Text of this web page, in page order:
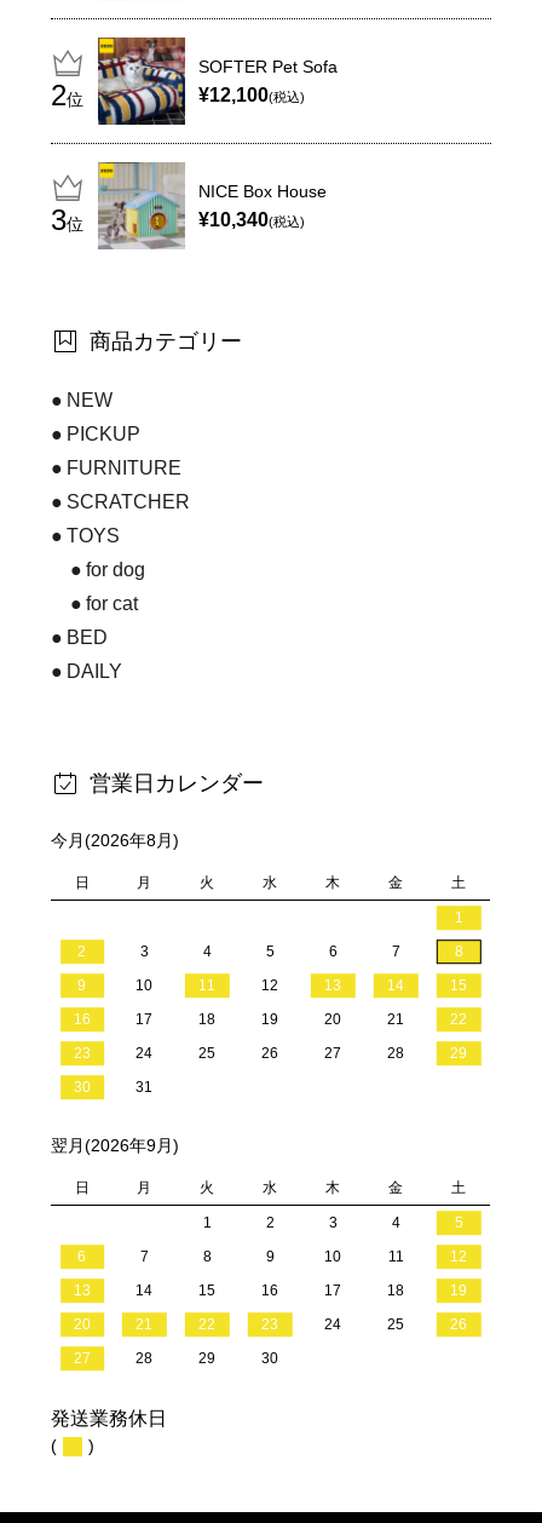
位
SOFTER Pet Sofa
¥12,100(税込)
位
NICE Box House
¥10,340(税込)
商品カテゴリー
NEW
PICKUP
FURNITURE
SCRATCHER
TOYS
for dog
for cat
BED
DAILY
営業日カレンダー
今月(2026年8月)
日 月 火 水 木 金 土
1
2
3 4 5 6 7
8
9
10 11 12 13 14
15
16
17 18 19 20 21
22
23
24 25 26 27 28
29
30
31
翌月(2026年9月)
日 月 火 水 木 金 土
1 2 3 4
5
6
7 8 9 10 11
12
13
14 15 16 17 18
19
20
21 22 23 24 25
26
27
28 29 30
発送業務休日
( )